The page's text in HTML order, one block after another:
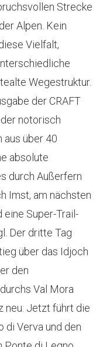
Strecke
Alpen. Kein
Vielfalt,
Wegestruktur.
der CRAFT
notorisch
aus über 40
absolute
durch Außerfern
Imst, am nächsten
Super-Trail-
Der dritte Tag
über das Idjoch
den
Val Mora
neu: Jetzt führt die
di Verva und den